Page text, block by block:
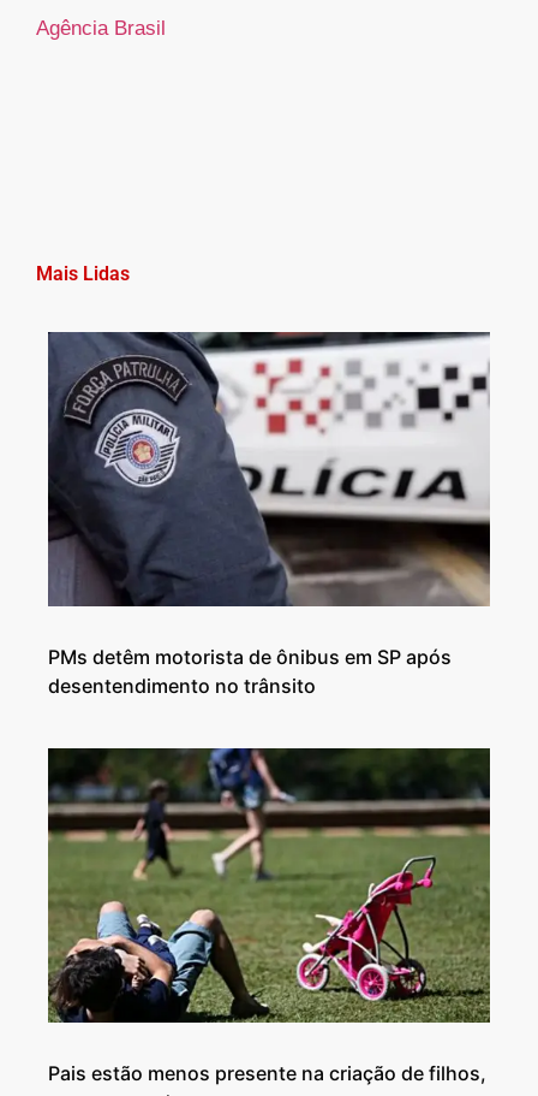
Agência Brasil
Mais Lidas
PMs detêm motorista de ônibus em SP após
desentendimento no trânsito
Pais estão menos presente na criação de filhos,